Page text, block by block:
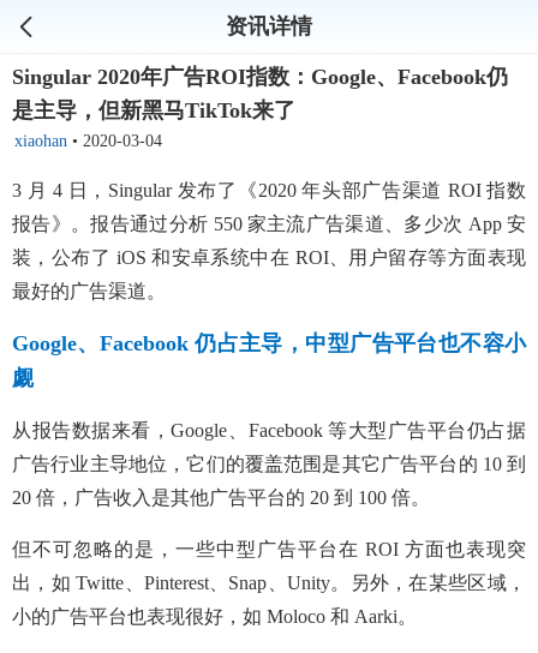
资讯详情
Singular 2020年广告ROI指数：Google、Facebook仍
是主导，但新黑马TikTok来了
xiaohan • 2020-03-04
3 月 4 日，Singular 发布了《2020 年头部广告渠道 ROI 指数
报告》。报告通过分析 550 家主流广告渠道、多少次 App 安
装，公布了 iOS 和安卓系统中在 ROI、用户留存等方面表现
最好的广告渠道。
Google、Facebook 仍占主导，中型广告平台也不容小
觑
从报告数据来看，Google、Facebook 等大型广告平台仍占据
广告行业主导地位，它们的覆盖范围是其它广告平台的 10 到
20 倍，广告收入是其他广告平台的 20 到 100 倍。
但不可忽略的是，一些中型广告平台在 ROI 方面也表现突
出，如 Twitte、Pinterest、Snap、Unity。另外，在某些区域，
小的广告平台也表现很好，如 Moloco 和 Aarki。